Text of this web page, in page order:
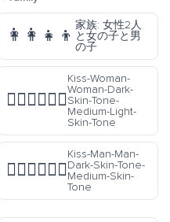
👩‍👩‍👧‍👦
家族: 女性2人
と女の子と男
の子
👩🏿‍❤️‍💋‍👩🏼
Kiss-Woman-
Woman-Dark-
Skin-Tone-
Medium-Light-
Skin-Tone
👨🏿‍❤️‍💋‍👨🏽
Kiss-Man-Man-
Dark-Skin-Tone-
Medium-Skin-
Tone